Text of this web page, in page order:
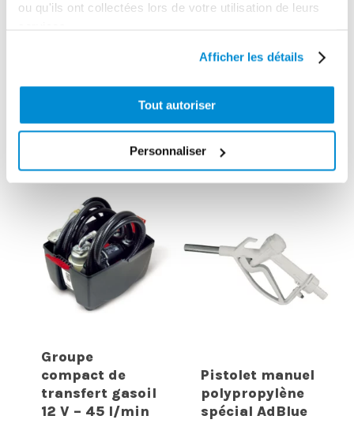
ou qu'ils ont collectées lors de votre utilisation de leurs
Afficher les détails
Tout autoriser
Personnaliser
CES PRODUITS PEUVENT VOUS
INTERESSER
Groupe
compact de
transfert gasoil
12 V – 45 l/min
Pistolet manuel
polypropylène
spécial AdBlue